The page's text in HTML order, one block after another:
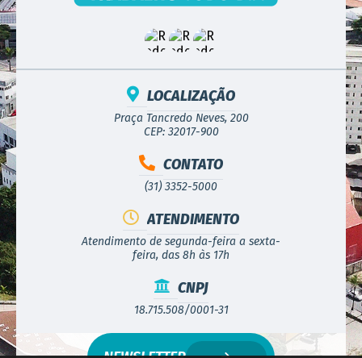
LOCALIZAÇÃO
Praça Tancredo Neves, 200
CEP: 32017-900
CONTATO
(31) 3352-5000
ATENDIMENTO
Atendimento de segunda-feira a sexta-
feira, das 8h às 17h
CNPJ
18.715.508/0001-31